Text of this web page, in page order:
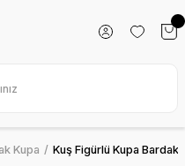
Kupa Kuş Figürlü Kupa Bardak